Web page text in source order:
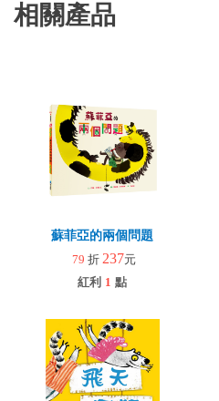
相關產品
蘇菲亞的兩個問題
79 折 237元
紅利 1 點